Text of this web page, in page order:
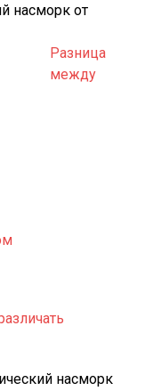
насморк от
Разница
между
насморк